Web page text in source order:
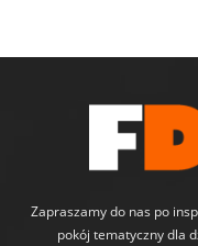
Zapraszamy do nas po
pokój tematyczny dla